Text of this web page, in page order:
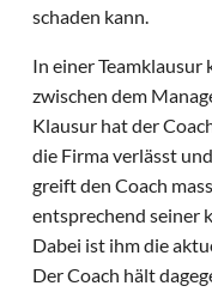
schaden kann.
In einer
zwischen dem
Klausur hat der
die Firma verlässt
greift den Coach
entsprechend seiner
Dabei ist ihm die
Der Coach hält